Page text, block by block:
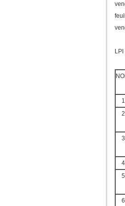
1
2
3
4
5
6